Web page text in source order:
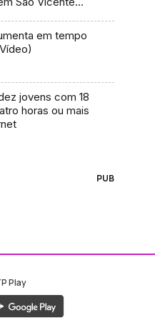
em tempo
jovens com 18
horas ou mais
PUB
Play